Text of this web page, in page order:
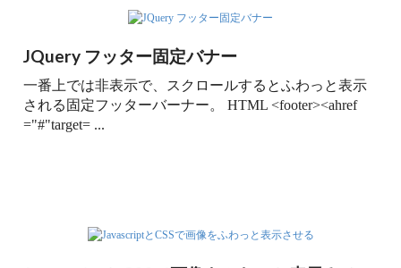
JQuery フッター固定バナー
一番上では非表示で、スクロールするとふわっと表示
される固定フッターバーナー。 HTML <footer><ahref
="#"target= ...